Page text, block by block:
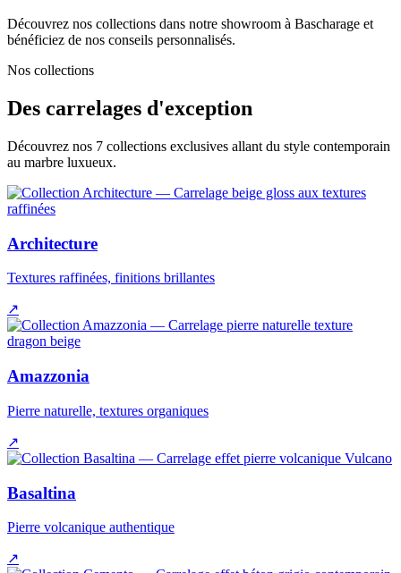
Découvrez nos collections dans notre showroom à Bascharage et
bénéficiez de nos conseils personnalisés.
Nos collections
Des carrelages d'exception
Découvrez nos 7 collections exclusives allant du style contemporain
au marbre luxueux.
Architecture
Textures raffinées, finitions brillantes
↗
Amazzonia
Pierre naturelle, textures organiques
↗
Basaltina
Pierre volcanique authentique
↗